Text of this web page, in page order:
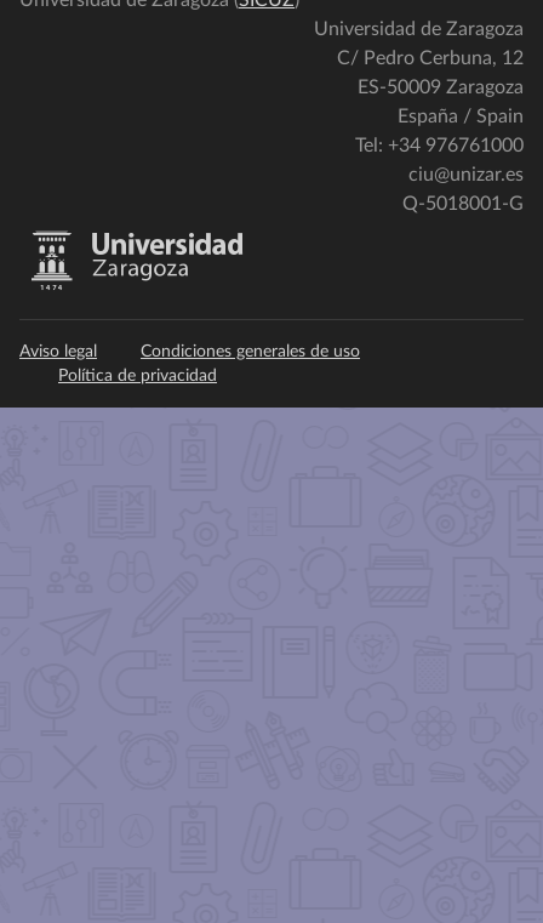
Universidad de Zaragoza
C/ Pedro Cerbuna, 12
ES-50009 Zaragoza
España / Spain
Tel: +34 976761000
ciu@unizar.es
Q-5018001-G
Aviso legal
Condiciones generales de uso
Política de privacidad